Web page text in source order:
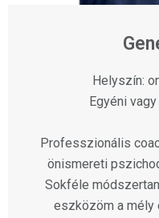
Helyszín:
Egyéni
Professzionális
önismereti
Sokféle
eszközöm a mély